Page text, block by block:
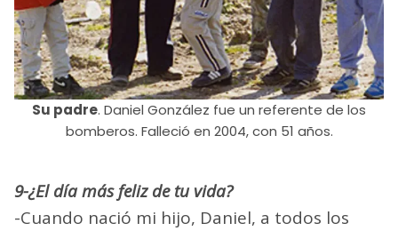
Su padre. Daniel González fue un referente de los
bomberos. Falleció en 2004, con 51 años.
9-¿El día más feliz de tu vida?
-Cuando nació mi hijo, Daniel, a todos los